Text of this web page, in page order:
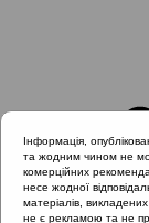
Інформація,
та жодним чином не
комерційних
несе жодної
матеріалів,
не є рекламою та не